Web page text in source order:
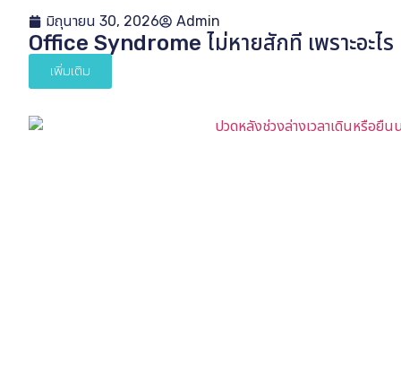
มิถุนายน 30, 2026 Admin
Office Syndrome ไม่หายสักที เพราะอะไร
เพิ่มเติม